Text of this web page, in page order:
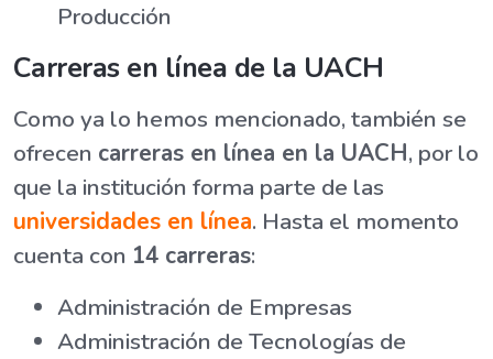
Producción
Carreras en línea de la UACH
Como ya lo hemos mencionado, también se
ofrecen carreras en línea en la UACH, por lo
que la institución forma parte de las
universidades en línea. Hasta el momento
cuenta con 14 carreras:
Administración de Empresas
Administración de Tecnologías de